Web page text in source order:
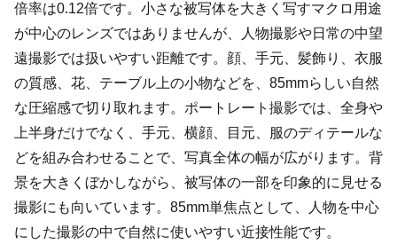
倍率は0.12倍です。小さな被写体を大きく写すマクロ用途
が中心のレンズではありませんが、人物撮影や日常の中望
遠撮影では扱いやすい距離です。顔、手元、髪飾り、衣服
の質感、花、テーブル上の小物などを、85mmらしい自然
な圧縮感で切り取れます。ポートレート撮影では、全身や
上半身だけでなく、手元、横顔、目元、服のディテールな
どを組み合わせることで、写真全体の幅が広がります。背
景を大きくぼかしながら、被写体の一部を印象的に見せる
撮影にも向いています。85mm単焦点として、人物を中心
にした撮影の中で自然に使いやすい近接性能です。